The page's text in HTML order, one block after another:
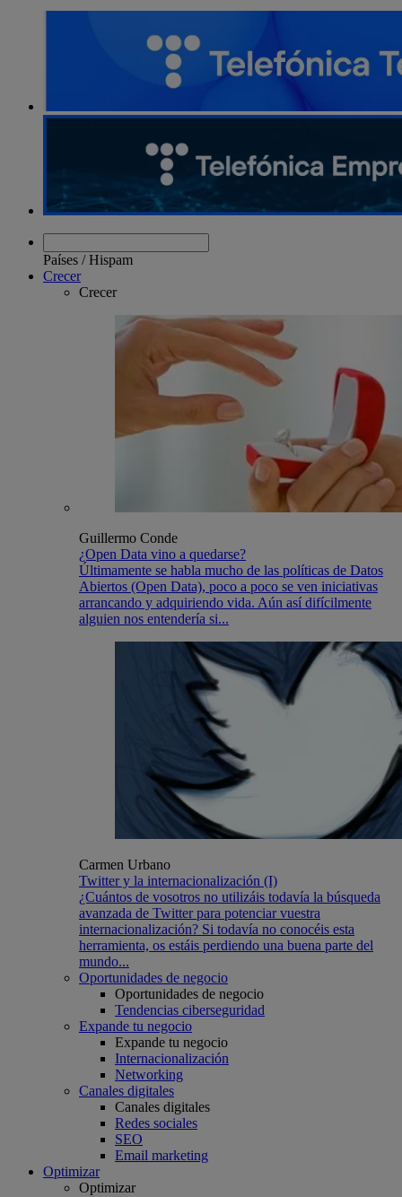
Países /Hispam
Crecer
Crecer
Guillermo Conde
¿Open Data vino a quedarse?
Últimamente se habla mucho de las políticas de Datos
Abiertos (Open Data), poco a poco se ven iniciativas
arrancando y adquiriendo vida. Aún así difícilmente
alguien nos entendería si...
Carmen Urbano
Twitter y la internacionalización (I)
¿Cuántos de vosotros no utilizáis todavía la búsqueda
avanzada de Twitter para potenciar vuestra
internacionalización? Si todavía no conocéis esta
herramienta, os estáis perdiendo una buena parte del
mundo...
Oportunidades de negocio
Oportunidades de negocio
Tendencias ciberseguridad
Expande tu negocio
Expande tu negocio
Internacionalización
Networking
Canales digitales
Canales digitales
Redes sociales
SEO
Email marketing
Optimizar
Optimizar